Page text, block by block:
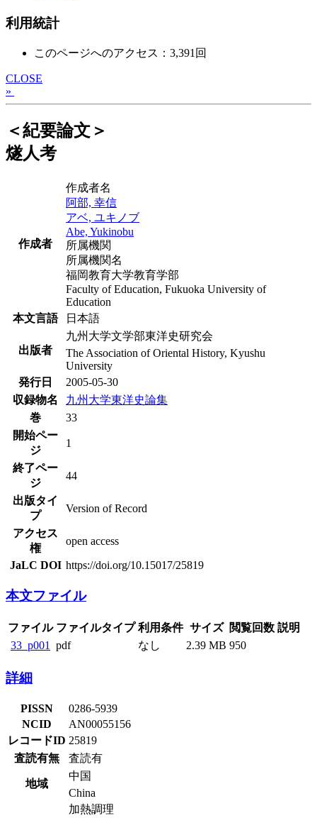
利用統計
このページへのアクセス：3,391回
CLOSE
»
＜紀要論文＞
燧人考
作成者
作成者名
阿部, 幸信
アベ, ユキノブ
Abe, Yukinobu
所属機関
所属機関名
福岡教育大学教育学部
Faculty of Education, Fukuoka University of
Education
本文言語
日本語
出版者
九州大学文学部東洋史研究会
The Association of Oriental History, Kyushu
University
発行日
2005-05-30
収録物名
九州大学東洋史論集
巻
33
開始ペー
ジ
1
終了ペー
ジ
44
出版タイ
プ
Version of Record
アクセス
権
open access
JaLC DOI https://doi.org/10.15017/25819
本文ファイル
ファイル ファイルタイプ 利用条件 サイズ 閲覧回数 説明
33_p001
pdf なし 2.39 MB 950
詳細
PISSN
0286-5939
NCID
AN00055156
レコードID 25819
査読有無
査読有
地域
中国
China
加熱調理